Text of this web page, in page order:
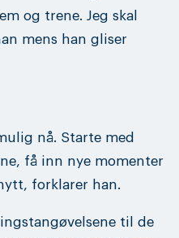
og trene. Jeg skal
mens han gliser
nå. Starte med
få inn nye momenter
forklarer han.
til de